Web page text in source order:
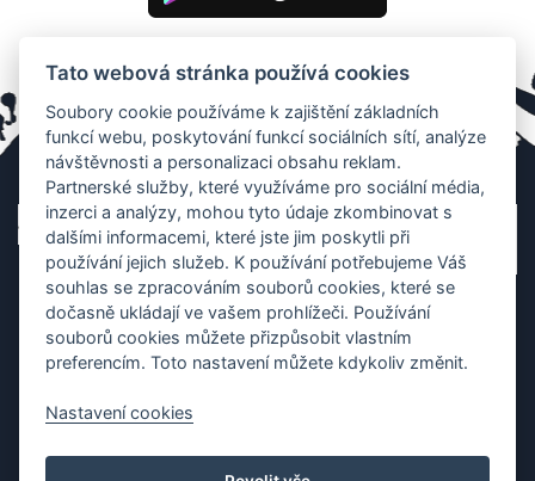
Tato webová stránka používá cookies
Soubory cookie používáme k zajištění základních
funkcí webu, poskytování funkcí sociálních sítí, analýze
návštěvnosti a personalizaci obsahu reklam.
Partnerské služby, které využíváme pro sociální média,
inzerci a analýzy, mohou tyto údaje zkombinovat s
dalšími informacemi, které jste jim poskytli při
používání jejich služeb. K používání potřebujeme Váš
souhlas se zpracováním souborů cookies, které se
dočasně ukládají ve vašem prohlížeči. Používání
souborů cookies můžete přizpůsobit vlastním
preferencím. Toto nastavení můžete kdykoliv změnit.
Nastavení cookies